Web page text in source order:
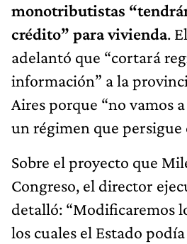
monotributistas
crédito” para vivienda.
adelantó que “cortará
información” a la
Aires porque “no vamos
un régimen que persigue
Sobre el proyecto que
Congreso, el director
detalló: “Modificaremos
los cuales el Estado